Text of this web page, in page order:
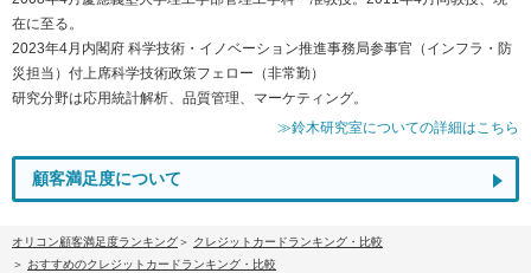
在に至る。
2023年4月内閣府 科学技術・イノベーション推進事務局参事官（インフラ・防
災担当）付上席科学技術政策フェロー（非常勤）
研究分野は応用統計解析、品質管理、マーケティング。
≫鈴木研究室についての詳細はこちら
顧客満足度について
オリコン顧客満足度ランキング
クレジットカードランキング・比較
おすすめのクレジットカードランキング・比較